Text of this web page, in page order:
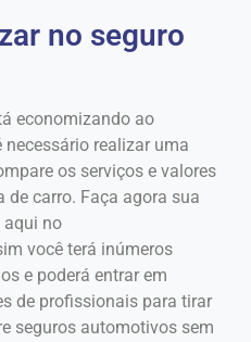
no seguro
economizando ao
realizar uma
os serviços e valores
de carro. Faça agora sua
aqui no
você terá inúmeros
e poderá entrar em
de profissionais para tirar
seguros automotivos sem